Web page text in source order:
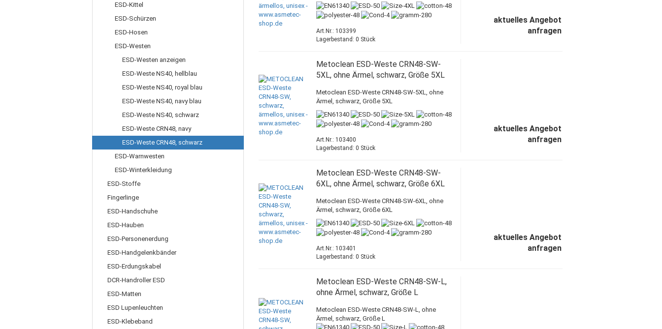
Art.Nr.: 103399
Lagerbestand: 0 Stück
aktuelles Angebot
anfragen
Metoclean ESD-Weste CRN48-SW-
5XL, ohne Ärmel, schwarz, Größe 5XL
Metoclean ESD-Weste CRN48-SW-5XL, ohne
Ärmel, schwarz, Größe 5XL
Art.Nr.: 103400
Lagerbestand: 0 Stück
aktuelles Angebot
anfragen
Metoclean ESD-Weste CRN48-SW-
6XL, ohne Ärmel, schwarz, Größe 6XL
Metoclean ESD-Weste CRN48-SW-6XL, ohne
Ärmel, schwarz, Größe 6XL
Art.Nr.: 103401
Lagerbestand: 0 Stück
aktuelles Angebot
anfragen
Metoclean ESD-Weste CRN48-SW-L,
ohne Ärmel, schwarz, Größe L
Metoclean ESD-Weste CRN48-SW-L, ohne
Ärmel, schwarz, Größe L
ESD-Kittel
ESD-Schürzen
ESD-Hosen
ESD-Westen
ESD-Westen anzeigen
ESD-Weste NS40, hellblau
ESD-Weste NS40, royal blau
ESD-Weste NS40, navy blau
ESD-Weste NS40, schwarz
ESD-Weste CRN48, navy
ESD-Weste CRN48, schwarz
ESD-Warnwesten
ESD-Winterkleidung
ESD-Stoffe
Fingerlinge
ESD-Handschuhe
ESD-Hauben
ESD-Personenerdung
ESD-Handgelenkbänder
ESD-Erdungskabel
DCR-Handroller ESD
ESD-Matten
ESD Lupenleuchten
ESD-Klebeband